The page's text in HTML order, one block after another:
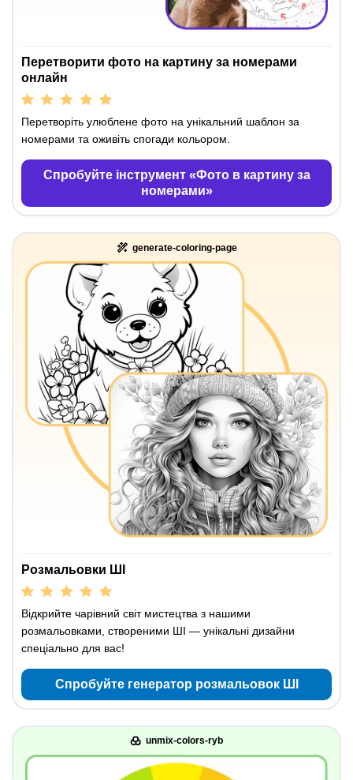
Перетворити фото на картину за номерами
онлайн
Перетворіть улюблене фото на унікальний шаблон за
номерами та оживіть спогади кольором.
Спробуйте інструмент «Фото в картину за
номерами»
generate-coloring-page
Розмальовки ШІ
Відкрийте чарівний світ мистецтва з нашими
розмальовками, створеними ШІ — унікальні дизайни
спеціально для вас!
Спробуйте генератор розмальовок ШІ
unmix-colors-ryb